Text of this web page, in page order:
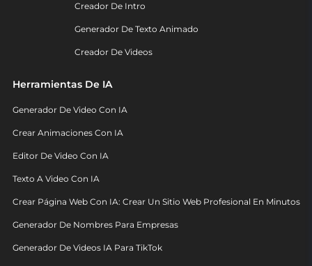
Creador De Intro
Generador De Texto Animado
Creador De Videos
Herramientas De IA
Generador De Video Con IA
Crear Animaciones Con IA
Editor De Video Con IA
Texto A Video Con IA
Crear Página Web Con IA: Crear Un Sitio Web Profesional En Minutos
Generador De Nombres Para Empresas
Generador De Videos IA Para TikTok